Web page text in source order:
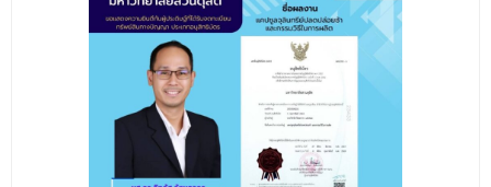
- ศูนย์สิ่งแวดล้อม
- ศูนย์ปัญญาประดิษฐ์เพื่อการศึกษา